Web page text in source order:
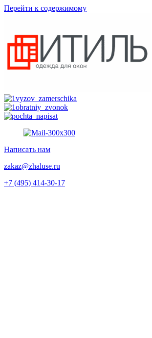
Перейти к содержимому
Написать нам
zakaz@zhaluse.ru
+7 (495) 414-30-17‬